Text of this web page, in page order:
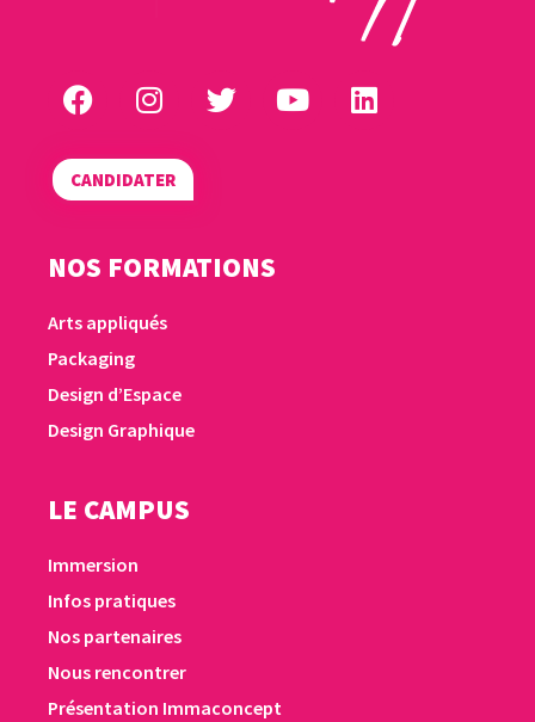
CANDIDATER
NOS FORMATIONS
Arts appliqués
Packaging
Design d’Espace
Design Graphique
LE CAMPUS
Immersion
Infos pratiques
Nos partenaires
Nous rencontrer
Présentation Immaconcept